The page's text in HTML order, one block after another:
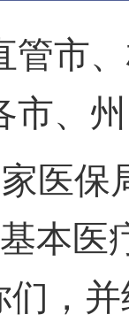
管市
市、
医保
本医
们，